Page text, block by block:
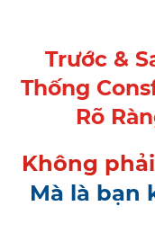
Trước &
Thống
Rõ
Không
Mà là bạn